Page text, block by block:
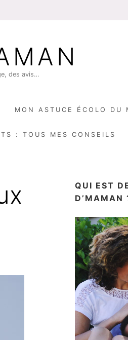
des avis…
MON ASTUCE ÉCOLO DU
: TOUS MES CONSEILS
QUI EST
D’MAMAN